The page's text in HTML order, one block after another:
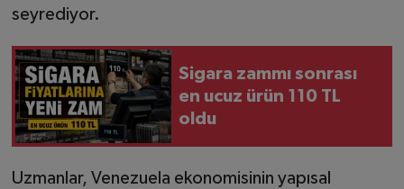
seyrediyor.
Sigara zammı sonrası
en ucuz ürün 110 TL
oldu
Uzmanlar, Venezuela ekonomisinin yapısal